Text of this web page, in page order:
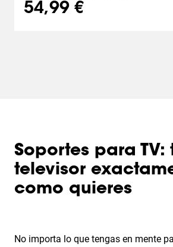
54,99 €
Soportes para TV:
televisor
como quieres
No importa lo que tengas en mente